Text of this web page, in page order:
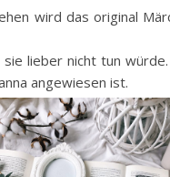
wird das original
lieber nicht tun
angewiesen ist.